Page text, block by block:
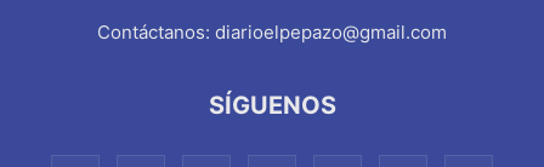
Contáctanos: diarioelpepazo@gmail.com
SÍGUENOS